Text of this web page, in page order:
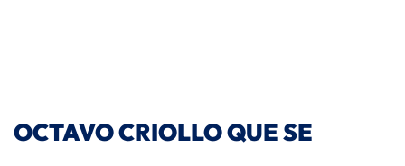
OCTAVO CRIOLLO QUE SE